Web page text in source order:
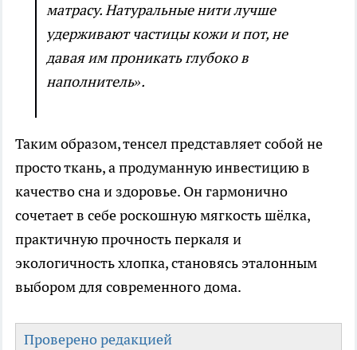
матрасу. Натуральные нити лучше
удерживают частицы кожи и пот, не
давая им проникать глубоко в
наполнитель».
Таким образом, тенсел представляет собой не
просто ткань, а продуманную инвестицию в
качество сна и здоровье. Он гармонично
сочетает в себе роскошную мягкость шёлка,
практичную прочность перкаля и
экологичность хлопка, становясь эталонным
выбором для современного дома.
Проверено редакцией